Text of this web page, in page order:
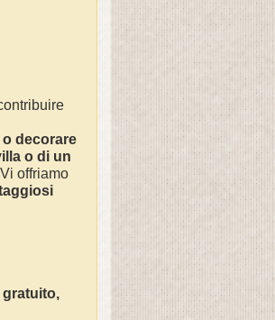
decorare
o di un
offriamo